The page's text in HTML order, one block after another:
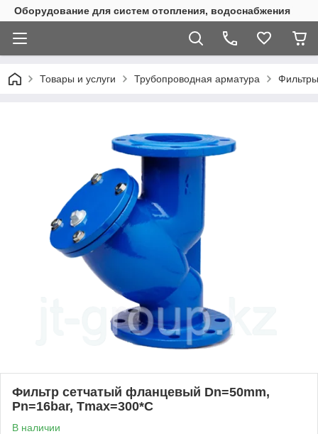
Оборудование для систем отопления, водоснабжения
Товары и услуги Трубопроводная арматура
Фильтр сетчатый фланцевый Dn=50mm,
Pn=16bar, Tmax=300*C
В наличии